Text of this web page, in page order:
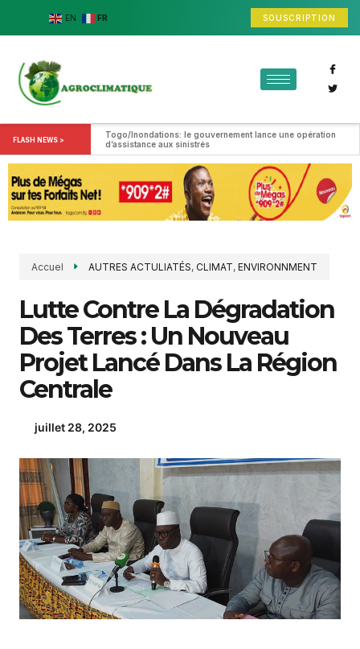
EN FR SOUSCRIPTION
FLASH NEWS >
Togo/Inondations: le gouvernement lance une opération
d’assistance aux sinistrés
Accuel AUTRES ACTULIATÉS, CLIMAT, ENVIRONNMENT
Lutte Contre La Dégradation
Des Terres : Un Nouveau
Projet Lancé Dans La Région
Centrale
juillet 28, 2025